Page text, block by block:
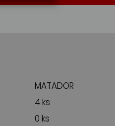
MATADOR
4 ks
0 ks